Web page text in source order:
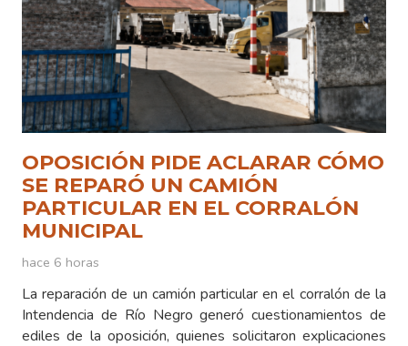
OPOSICIÓN PIDE ACLARAR CÓMO
SE REPARÓ UN CAMIÓN
PARTICULAR EN EL CORRALÓN
MUNICIPAL
hace 6 horas
La reparación de un camión particular en el corralón de la
Intendencia de Río Negro generó cuestionamientos de
ediles de la oposición, quienes solicitaron explicaciones